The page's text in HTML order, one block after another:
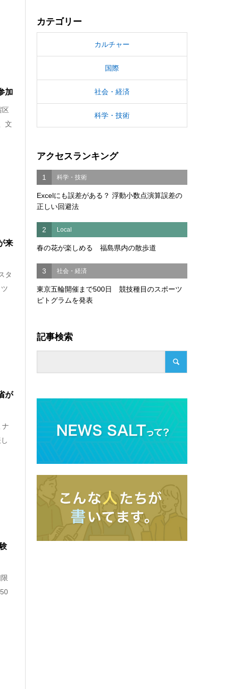
加
区
文
来
タ
が
ナ
カテゴリー
カルチャー
国際
社会・経済
科学・技術
アクセスランキング
1 科学・技術
Excelにも誤差がある？ 浮動小数点演算誤差の
正しい回避法
2 Local
春の花が楽しめる 福島県内の散歩道
3 社会・経済
東京五輪開催まで500日 競技種目のスポーツ
ピトグラムを発表
記事検索